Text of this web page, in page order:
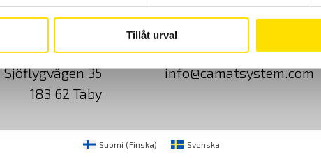
Tillåt urval
Cookies Klagomål Kundundersökning
Mätsystem AB
Sjöflygvägen 35
183 62 Täby
08-50 52 68 00
info@camatsystem.com
Suomi (Finska) Svenska